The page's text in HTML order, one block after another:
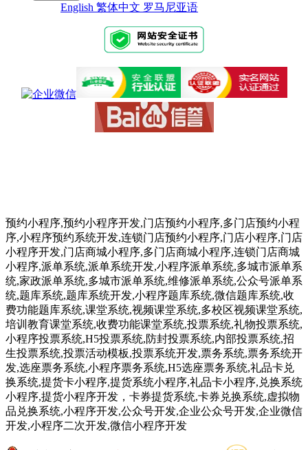
English 繁体中文 罗马尼亚语
预约小程序,预约小程序开发,门店预约小程序,多门店预约小程
序,小程序预约系统开发,连锁门店预约小程序,门店小程序,门店
小程序开发,门店商城小程序,多门店商城小程序,连锁门店商城
小程序,派单系统,派单系统开发,小程序派单系统,多城市派单系
统,家政派单系统,多城市派单系统,维修派单系统,公众号派单系
统,题库系统,题库系统开发,小程序题库系统,微信题库系统,收
费功能题库系统,课堂系统,视频课堂系统,多校区视频课堂系统,
培训教育课堂系统,收费功能课堂系统,投票系统,礼物投票系统,
小程序投票系统,H5投票系统,防封投票系统,内部投票系统,招
生投票系统,投票活动模板,投票系统开发,票务系统,票务系统开
发,选座票务系统,小程序票务系统,H5选座票务系统,礼品卡兑
换系统,提货卡小程序,提货系统小程序,礼品卡小程序,兑换系统
小程序,提货小程序开发，卡券提货系统,卡券兑换系统,虚拟物
品兑换系统,小程序开发,公众号开发,企业公众号开发,企业微信
开发,小程序二次开发,微信小程序开发